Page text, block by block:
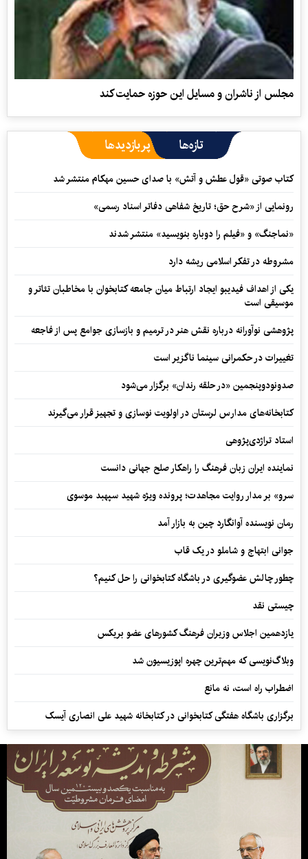
مجلس از ناشران و مسايل این حوزه حمایت کند
تازه‌ها پربازدیدها
کتاب صوتی «قول عطش و آتش» با صدای حسین مهکام منتشر شد
رونمایی از «شرح حق؛ تاریخ شفاهی دفاتر اسناد رسمی»
«نماجنگ» و «فیلم را دوباره بنویسید» منتشر شدند
مشروطه در تفکر اسلامی ریشه دارد
یکی از اهداف فیدیبو ایجاد ارتباط میان جامعه کتابخوان با مخاطبان تئاتر و
موسیقی است
پژوهشی نوآورانه درباره نقش هنر در ترمیم و بازسازی جوامع پس از فاجعه
تغییرات در حکمرانی سینما ناگزیر است
صدونودوپنجمین «در حلقه رندان» برگزار می‌شود
کتابخانه‌های مدارس لرستان در اولویت نوسازی و تجهیز قرار می‌گیرند
استاد تراژدی‌پژوهی
نماینده ایران زبان فرهنگ را راهکار صلح جهانی دانست
سرو» بر مدار روایت مجاهدت؛ پرونده ویژه شهید سپهبد موسوی
رمان نویسنده آوانگارد چین به بازار آمد
جوانی ابتهاج و شاملو در یک قاب
چطور چالش عضوگیری در باشگاه کتابخوانی را حل کنیم؟
چیستی نقد
یازدهمین اجلاس وزیران فرهنگ کشورهای عضو بریکس
وبلاگ‌نویسی که مهم‌ترین چهره اپوزیسیون شد
اضطراب راه است، نه مانع
برگزاری باشگاه هفتگی کتابخوانی در کتابخانه شهید علی انصاری آیسک